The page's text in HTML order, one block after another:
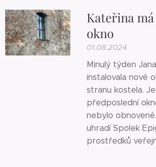
Kateřina
okno
01.08.2024
Minulý týden
instalovala nové
stranu kostela.
předposlední
nebylo
uhradí Spolek
prostředků